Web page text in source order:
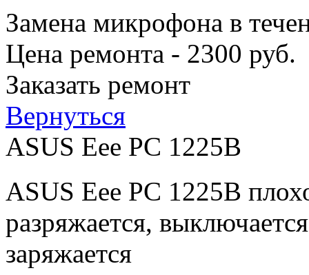
Замена микрофона в
Цена ремонта - 2300 руб.
Заказать ремонт
Вернуться
ASUS Eee PC 1225B
ASUS Eee PC 1225B
разряжается,
заряжается